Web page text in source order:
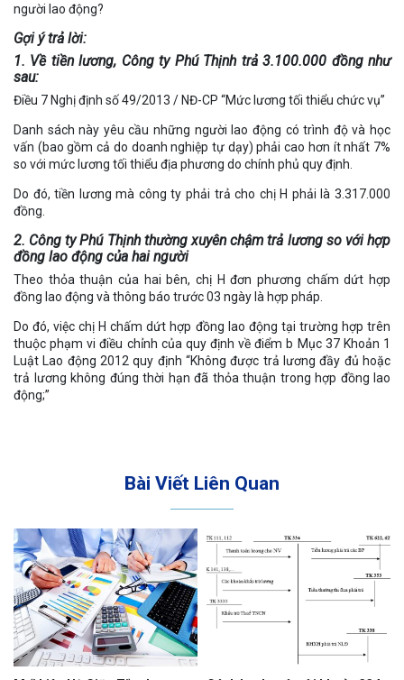
người lao động?
Gợi ý trả lời:
1. Về tiền lương, Công ty Phú Thịnh trả 3.100.000 đồng như
sau:
Điều 7 Nghị định số 49/2013 / NĐ-CP “Mức lương tối thiểu chức vụ”
Danh sách này yêu cầu những người lao động có trình độ và học
vấn (bao gồm cả do doanh nghiệp tự dạy) phải cao hơn ít nhất 7%
so với mức lương tối thiểu địa phương do chính phủ quy định.
Do đó, tiền lương mà công ty phải trả cho chị H phải là 3.317.000
đồng.
2. Công ty Phú Thịnh thường xuyên chậm trả lương so với hợp
đồng lao động của hai người
Theo thỏa thuận của hai bên, chị H đơn phương chấm dứt hợp
đồng lao động và thông báo trước 03 ngày là hợp pháp.
Do đó, việc chị H chấm dứt hợp đồng lao động tại trường hợp trên
thuộc phạm vi điều chỉnh của quy định về điểm b Mục 37 Khoản 1
Luật Lao động 2012 quy định “Không được trả lương đầy đủ hoặc
trả lương không đúng thời hạn đã thỏa thuận trong hợp đồng lao
động;”
Bài Viết Liên Quan